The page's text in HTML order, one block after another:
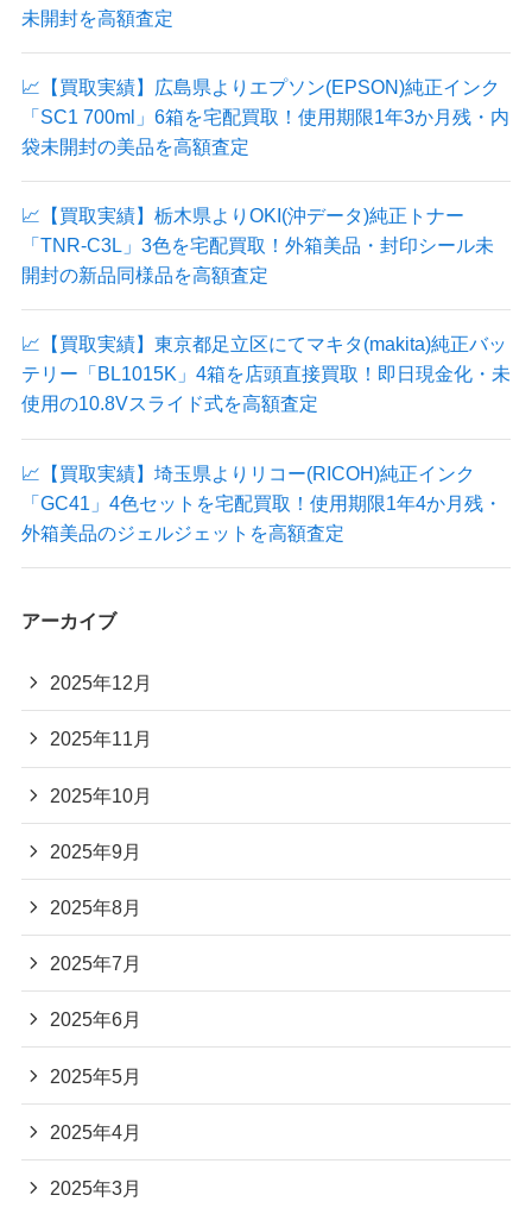
未開封を高額査定
📈【買取実績】広島県よりエプソン(EPSON)純正インク
「SC1 700ml」6箱を宅配買取！使用期限1年3か月残・内
袋未開封の美品を高額査定
📈【買取実績】栃木県よりOKI(沖データ)純正トナー
「TNR-C3L」3色を宅配買取！外箱美品・封印シール未
開封の新品同様品を高額査定
📈【買取実績】東京都足立区にてマキタ(makita)純正バッ
テリー「BL1015K」4箱を店頭直接買取！即日現金化・未
使用の10.8Vスライド式を高額査定
📈【買取実績】埼玉県よりリコー(RICOH)純正インク
「GC41」4色セットを宅配買取！使用期限1年4か月残・
外箱美品のジェルジェットを高額査定
アーカイブ
2025年12月
2025年11月
2025年10月
2025年9月
2025年8月
2025年7月
2025年6月
2025年5月
2025年4月
2025年3月